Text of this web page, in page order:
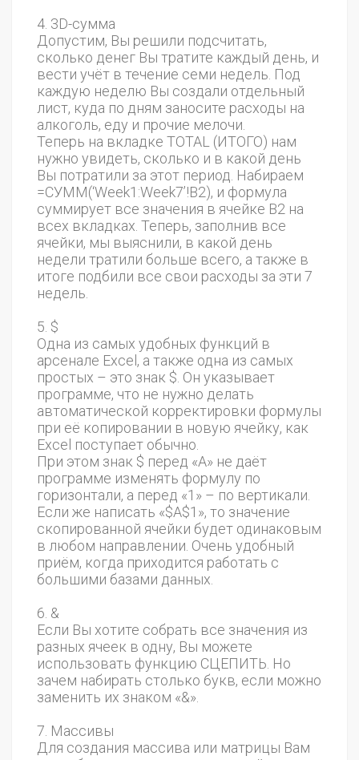
4. 3D-сумма
Допустим, Вы решили подсчитать,
сколько денег Вы тратите каждый день, и
вести учёт в течение семи недель. Под
каждую неделю Вы создали отдельный
лист, куда по дням заносите расходы на
алкоголь, еду и прочие мелочи.
Теперь на вкладке TOTAL (ИТОГО) нам
нужно увидеть, сколько и в какой день
Вы потратили за этот период. Набираем
=СУММ(‘Week1:Week7’!B2), и формула
суммирует все значения в ячейке B2 на
всех вкладках. Теперь, заполнив все
ячейки, мы выяснили, в какой день
недели тратили больше всего, а также в
итоге подбили все свои расходы за эти 7
недель.
5. $
Одна из самых удобных функций в
арсенале Excel, а также одна из самых
простых – это знак $. Он указывает
программе, что не нужно делать
автоматической корректировки формулы
при её копировании в новую ячейку, как
Excel поступает обычно.
При этом знак $ перед «А» не даёт
программе изменять формулу по
горизонтали, а перед «1» – по вертикали.
Если же написать «$A$1», то значение
скопированной ячейки будет одинаковым
в любом направлении. Очень удобный
приём, когда приходится работать с
большими базами данных.
6. &
Если Вы хотите собрать все значения из
разных ячеек в одну, Вы можете
использовать функцию СЦЕПИТЬ. Но
зачем набирать столько букв, если можно
заменить их знаком «&».
7. Массивы
Для создания массива или матрицы Вам